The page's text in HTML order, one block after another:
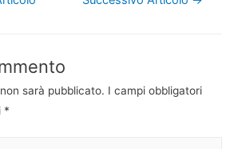
sarà pubblicato. I campi obbligatori
*